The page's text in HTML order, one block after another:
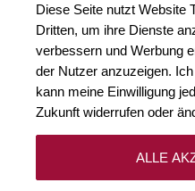
Diese Seite nutzt Website
Dritten, um ihre Dienste
verbessern und Werbung
der Nutzer anzuzeigen.
kann meine Einwilligung
Zukunft widerrufen oder
Zum